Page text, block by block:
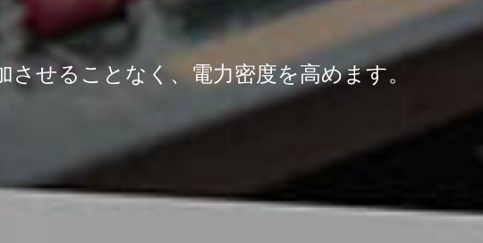
させることなく、電力密度を高めます。